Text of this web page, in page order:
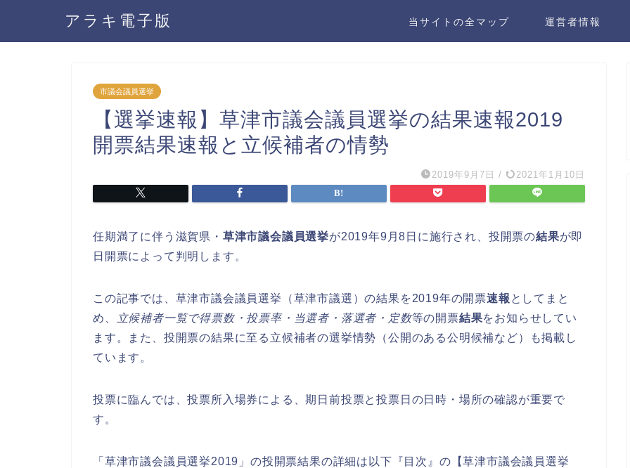
アラキ電子版 当サイトの全マップ 運営者情報
市議会議員選挙
【選挙速報】草津市議会議員選挙の結果速報2019
開票結果速報と立候補者の情勢
2019年9月7日 / 2021年1月10日
任期満了に伴う滋賀県・ 草津市議会議員選挙が2019年9月8日に施行され、投開票の結果が即
日開票によって判明します。
この記事では、草津市議会議員選挙（草津市議選）の結果を2019年の開票速報 としてまと
め、
立候補者一覧で得票数・投票率・当選者・落選者・定数等の開票結果をお知らせしてい
ます。また、投開票の結果に至る立候補者の選挙情勢（公開のある公明候補など）も掲載し
ています。
投票に臨んでは、投票所入場券による、期日前投票と投票日の日時・場所の確認が重要で
す。
「草津市議会議員選挙2019」の投開票結果の詳細は以下『目次』の【草津市議会議員選挙